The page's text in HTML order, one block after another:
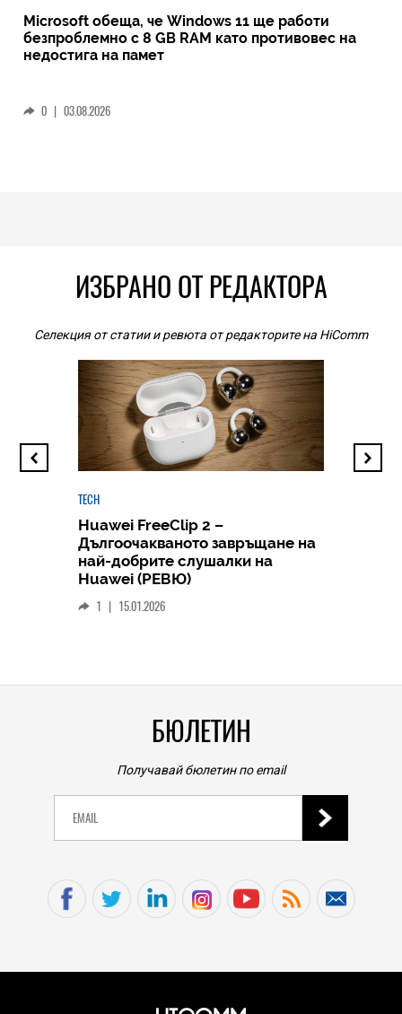
Microsoft обеща, че Windows 11 ще работи
безпроблемно с 8 GB RAM като противовес на
недостига на памет
0 | 03.08.2026
ИЗБРАНО ОТ РЕДАКТОРА
Селекция от статии и ревюта от редакторите на HiComm
TECH
Huawei FreeClip 2 –
Дългоочакваното завръщане на
най-добрите слушалки на
Huawei (РЕВЮ)
1 | 15.01.2026
БЮЛЕТИН
Получавай бюлетин по email